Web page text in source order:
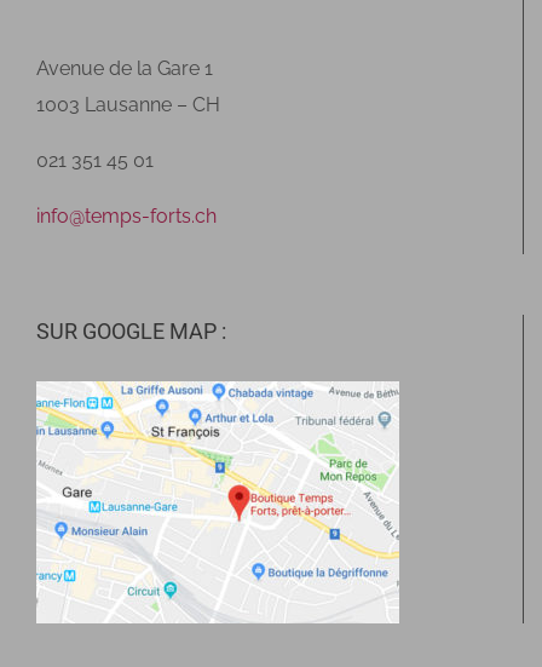
Avenue de la Gare 1
1003 Lausanne – CH
021 351 45 01
info@temps-forts.ch
SUR GOOGLE MAP :